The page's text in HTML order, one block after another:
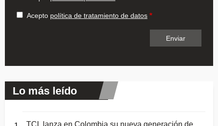
Acepto política de tratamiento de datos
Lo más leído
TCL lanza en Colombia su nueva generación de